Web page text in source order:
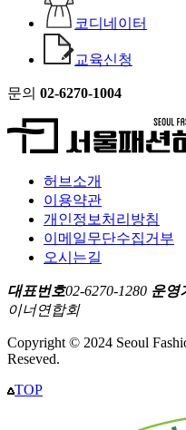
코디네이터
교육신청
문의 02-6270-1004
허브소개
이용약관
개인정보처리방침
이메일무단수집거부
오시는길
대표번호02-6270-1280 운영
이너연합회
Copyright © 2024 Seoul
Reseved.
TOP